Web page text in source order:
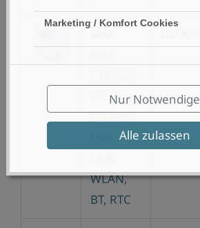
Marketing / Komfort Cookies
Nur Notwendige
Alle zulassen
HC DT
(305dpi),
WLAN,
BT, RTC